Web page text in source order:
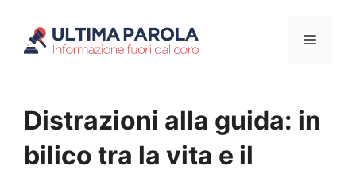
Menu
Distrazioni alla guida: in
bilico tra la vita e il